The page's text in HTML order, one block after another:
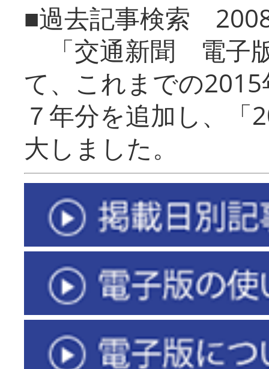
■過去記事検索
「交通新聞 電子
て、これまでの
７年分を追加し、「
大しまし